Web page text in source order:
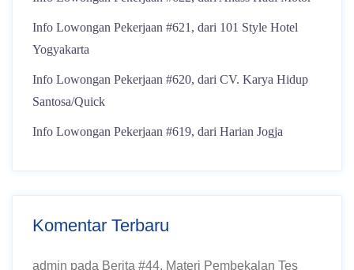
Info Lowongan Pekerjaan #621, dari 101 Style Hotel
Yogyakarta
Info Lowongan Pekerjaan #620, dari CV. Karya Hidup
Santosa/Quick
Info Lowongan Pekerjaan #619, dari Harian Jogja
Komentar Terbaru
admin pada Berita #44, Materi Pembekalan Tes